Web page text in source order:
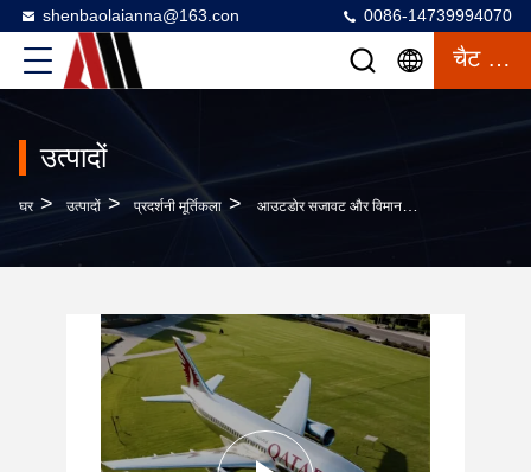
shenbaolaianna@163.con 0086-14739994070
चैट करना
उत्पादों
घर > उत्पादों > प्रदर्शनी मूर्तिकला > आउटडोर सजावट और विमानन कला के लिए स्टेनलेस स्टील अनुकूलन यात्री विमान मूर्तिकला